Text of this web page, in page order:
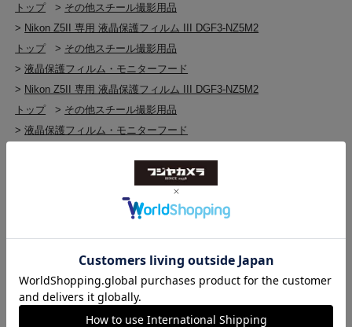
トップ > その他スチール撮影用品
> Nikon Z5II 専用 液晶保護フィルム III DGF3-NZ5M2
トップ
> その他スチール撮影用品
>液晶保護フィルム・モニターフード
> Nikon Z5II 専用 液晶保護フィルム III DGF3-NZ5M2
トップ
> その他スチール撮影用品
>液晶保護フィルム・モニターフード
Nikon Z5II 専用 液晶保護フィルム III DGF3-NZ5M2
その他スチール撮影用品
その他スチール撮影用品(新品)
HAKUBA
Nikon Z5II 専用 液晶保護フィルム III DGF3-NZ5M2